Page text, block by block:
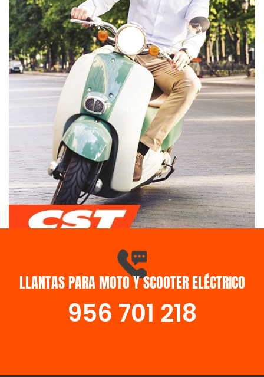
SCOOTER
LLANTAS PARA MOTO Y SCOOTER ELÉCTRICO
956 701 218